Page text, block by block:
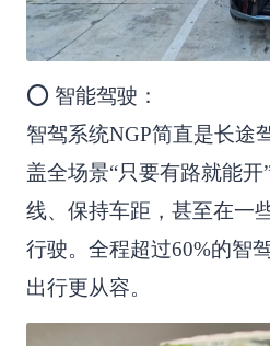
⭕ 智能驾驶：
智驾系统NGP简直是长途
盖全场景“只要有路就能
线、保持车距，甚至在一
行驶。全程超过60%的智
出行更从容。